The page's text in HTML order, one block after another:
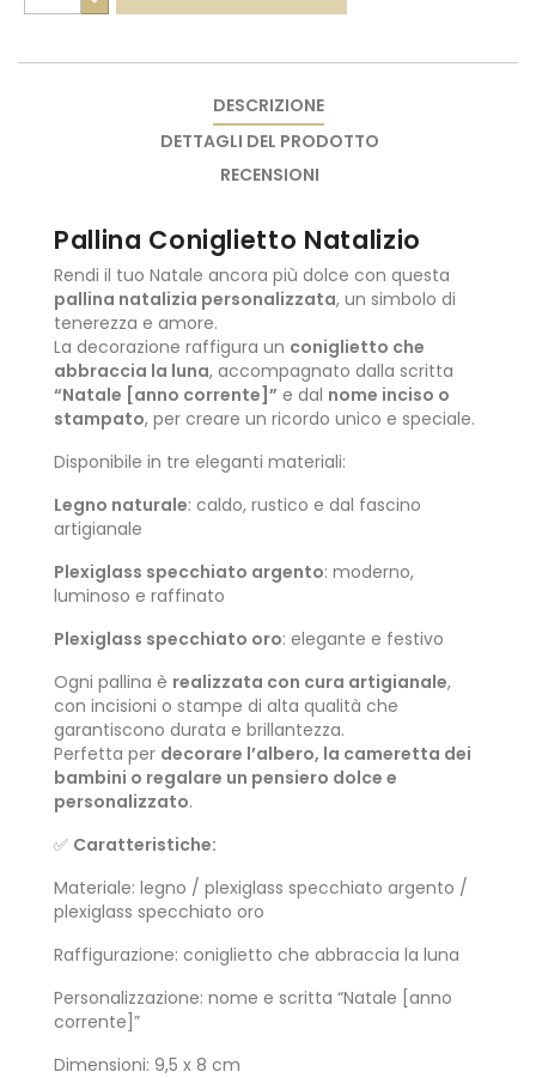
DESCRIZIONE
DETTAGLI DEL PRODOTTO
RECENSIONI
Pallina Coniglietto Natalizio
Rendi il tuo Natale ancora più dolce con questa
pallina natalizia personalizzata, un simbolo di
tenerezza e amore.
La decorazione raffigura un coniglietto che
abbraccia la luna, accompagnato dalla scritta
“Natale [anno corrente]” e dal nome inciso o
stampato, per creare un ricordo unico e speciale.
Disponibile in tre eleganti materiali:
Legno naturale: caldo, rustico e dal fascino
artigianale
Plexiglass specchiato argento: moderno,
luminoso e raffinato
Plexiglass specchiato oro: elegante e festivo
Ogni pallina è realizzata con cura artigianale,
con incisioni o stampe di alta qualità che
garantiscono durata e brillantezza.
Perfetta per decorare l’albero, la cameretta dei
bambini o regalare un pensiero dolce e
personalizzato.
✅ Caratteristiche:
Materiale: legno / plexiglass specchiato argento /
plexiglass specchiato oro
Raffigurazione: coniglietto che abbraccia la luna
Personalizzazione: nome e scritta “Natale [anno
corrente]”
Dimensioni: 9,5 x 8 cm